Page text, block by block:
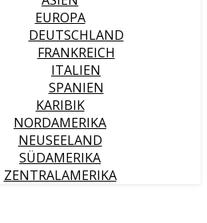
EUROPA
DEUTSCHLAND
FRANKREICH
ITALIEN
SPANIEN
KARIBIK
NORDAMERIKA
NEUSEELAND
SÜDAMERIKA
ZENTRALAMERIKA